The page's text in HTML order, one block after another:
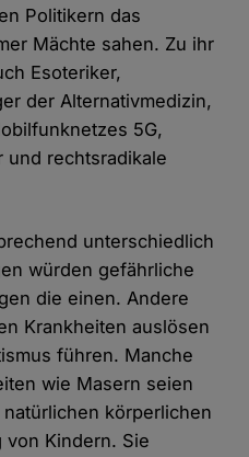
Politikern das
Mächte sahen. Zu ihr
Esoteriker,
der Alternativmedizin,
5G,
und rechtsradikale
unterschiedlich
würden gefährliche
die einen. Andere
Krankheiten auslösen
führen. Manche
wie Masern seien
körperlichen
von Kindern. Sie